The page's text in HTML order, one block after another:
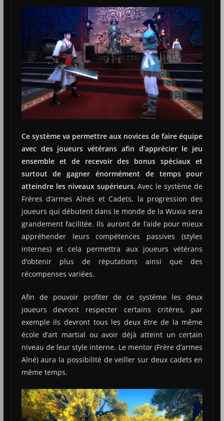
Ce système va permettre aux novices de faire équipe
avec des joueurs vétérans afin d’apprécier le jeu
ensemble et de recevoir des bonus spéciaux et
surtout de gagner énormément de temps pour
atteindre les niveaux supérieurs.Avec le système de
Frères d’armes Aînés et Cadets, la progression des
joueurs qui débutent dans le monde de la Wuxia sera
grandement facilitée. Ils auront de l’aide pour mieux
appréhender leurs compétences passives (styles
internes) et cela permettra aux joueurs vétérans
d’obtenir plus de réputations ainsi que des
récompenses variées.
Afin de pouvoir profiter de ce système les deux
joueurs devront respecter certains critères, par
exemple ils devront tous les deux être de la même
école d’art martial ou avoir déjà atteint un certain
niveau de leur style interne. Le mentor (Frère d’armes
Aîné) aura la possibilité de veiller sur deux cadets en
même temps.